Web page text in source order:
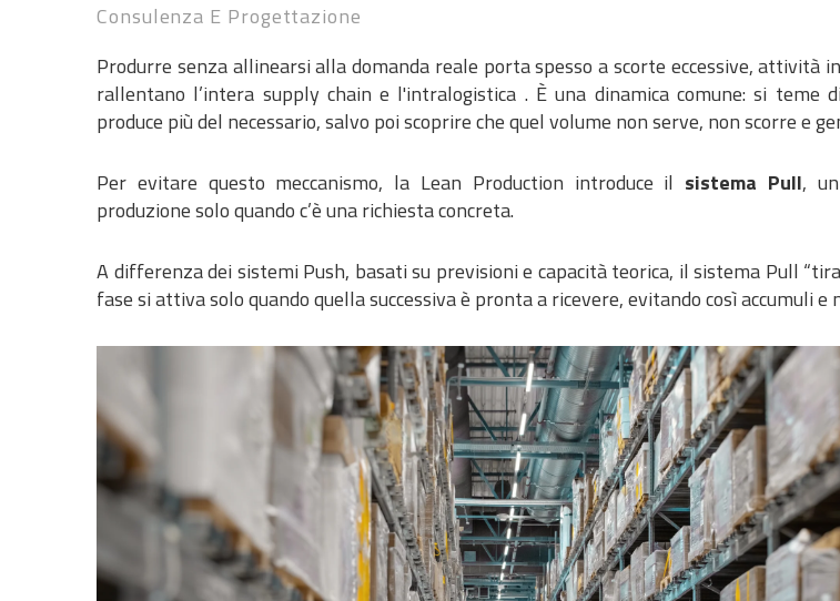
Consulenza E Progettazione
Produrre senza allinearsi alla domanda reale porta spesso a scorte eccessive, attività
rallentano l’intera supply chain e l'intralogistica . È una dinamica comune: si teme
produce più del necessario, salvo poi scoprire che quel volume non serve, non scorre e
Per evitare questo meccanismo, la Lean Production introduce il sistema Pull,
produzione solo quando c’è una richiesta concreta.
A differenza dei sistemi Push, basati su previsioni e capacità teorica, il sistema Pull
fase si attiva solo quando quella successiva è pronta a ricevere, evitando così accumuli